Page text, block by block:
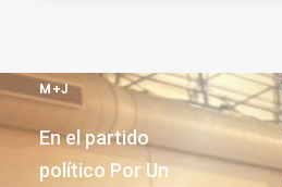
M+J
En el partido
político Por Un